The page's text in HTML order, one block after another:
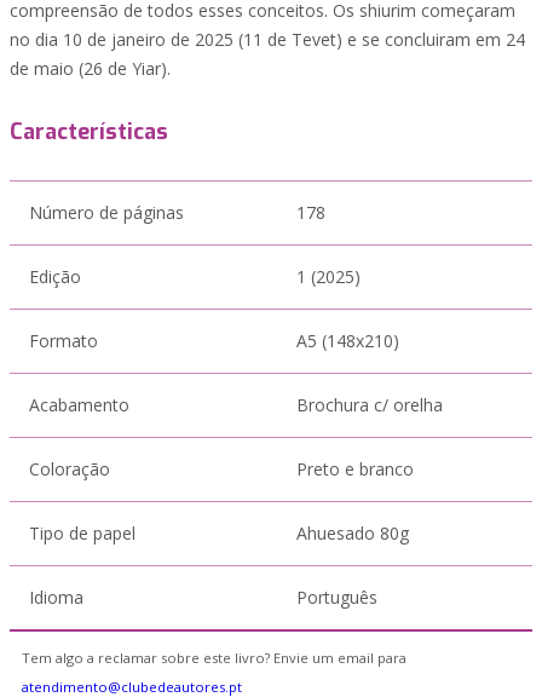
compreensão de todos esses conceitos. Os shiurim começaram
no dia 10 de janeiro de 2025 (11 de Tevet) e se concluiram em 24
de maio (26 de Yiar).
Características
Número de páginas 178
Edição 1 (2025)
Formato A5 (148x210)
Acabamento Brochura c/ orelha
Coloração Preto e branco
Tipo de papel Ahuesado 80g
Idioma Português
Tem algo a reclamar sobre este livro? Envie um email para
atendimento@clubedeautores.pt